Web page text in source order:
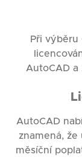
Při výběru
AutoCAD a
AutoCAD
znamená,
měsíční